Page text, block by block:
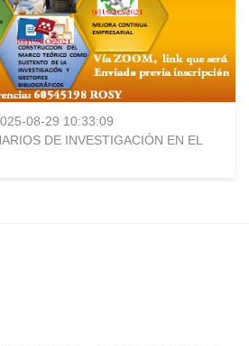
08-29 10:33:09
DE INVESTIGACIÓN EN EL